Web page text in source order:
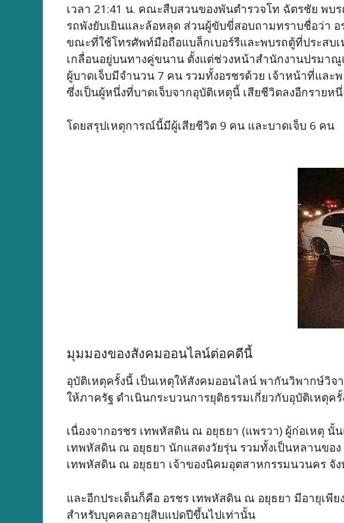
เวลา 21:41 น. คณะสืบสวนของพันตำรวจโท ฉัตรชัย พ
รถพังยับเยินและล้อหลุด ส่วนผู้ขับขี่สอบถามทราบชื่อว่า
ขณะที่ใช้โทรศัพท์มือถือแบล็กเบอร์รีและพบรถตู้ที่ประสบ
เกลื่อนอยู่บนทางคู่ขนาน ตั้งแต่ช่วงหน้าสำนักงานปรมา
ผู้บาดเจ็บมีจำนวน 7 คน รวมทั้งอรชรด้วย เจ้าหน้าที่และ
ซึ่งเป็นผู้หนึ่งที่บาดเจ็บจากอุบัติเหตุนี้ เสียชีวิตลงอีกรายหนึ่
โดยสรุปเหตุการณ์นี้มีผู้เสียชีวิต 9 คน และบาดเจ็บ 6 คน
มุมมองของสังคมออนไลน์ต่อคดีนี้
อุบัติเหตุครั้งนี้ เป็นเหตุให้สังคมออนไลน์ พากันวิพากษ์วิจ
ให้ภาครัฐ ดำเนินกระบวนการยุติธรรมเกี่ยวกับอุบัติเหตุครั้
เนื่องจากอรชร เทพหัสดิน ณ อยุธยา (แพรวา) ผู้ก่อเหตุ
เทพหัสดิน ณ อยุธยา นักแสดงวัยรุ่น รวมทั้งเป็นหลานข
เทพหัสดิน ณ อยุธยา เจ้าของนิคมอุตสาหกรรมนวนคร จั
และอีกประเด็นก็คือ อรชร เทพหัสดิน ณ อยุธยา มีอายุเพี
สำหรับบุคคลอายุสิบแปดปีขึ้นไปเท่านั้น